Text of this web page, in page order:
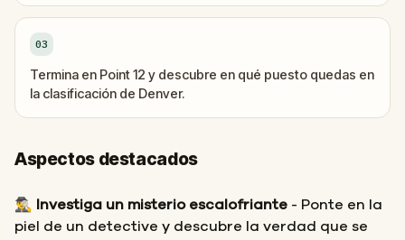
03
Termina en Point 12 y descubre en qué puesto quedas en
la clasificación de Denver.
Aspectos destacados
🕵️‍♂️ Investiga un misterio escalofriante - Ponte en la
piel de un detective y descubre la verdad que se